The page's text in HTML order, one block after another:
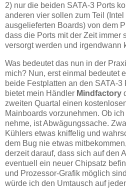
2) nur die beiden SATA-3 Ports
anderen vier sollen zum Teil
ausgelieferten Boards) von dem
dass die Ports mit der Zeit immer
versorgt werden und irgendwann
Was bedeutet das nun in der
mich? Nun, erst einmal bedeutet
beide Festplatten an den SATA-3
bietet mein Händler Mindfactory
zweiten Quartal einen
Mainboards vorzunehmen. Ob
nehme, ist Abwägungssache.
Kühlers etwas kniffelig und
dem Bug nie etwas
derzeit darauf, dass sich auf den
eventuell ein neuer Chipsatz
und Prozessor-Grafik möglich
würde ich den Umtausch auf